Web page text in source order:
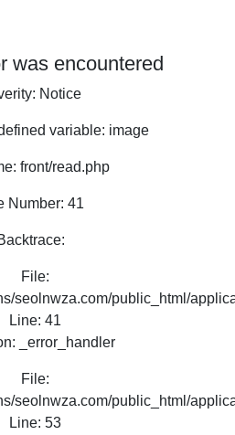
was encountered
Notice
variable: image
front/read.php
Number: 41
File:
seolnwza.com/public_html/
Line: 41
_error_handler
File:
seolnwza.com/public_html/
Line: 53